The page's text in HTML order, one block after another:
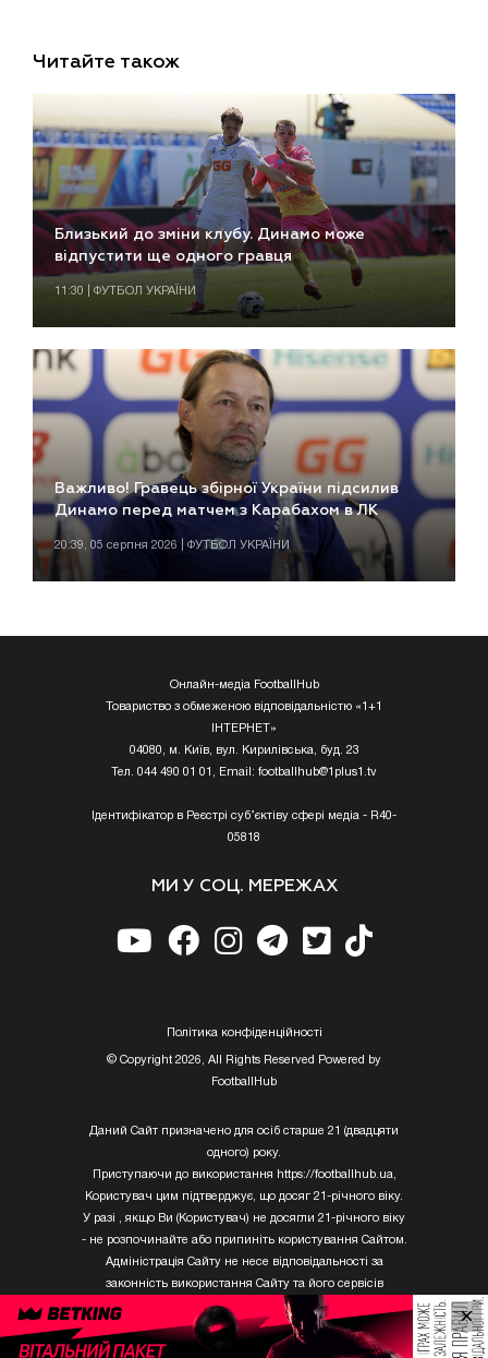
Читайте також
Близький до зміни клубу. Динамо може
відпустити ще одного гравця
11:30 | ФУТБОЛ УКРАЇНИ
Важливо! Гравець збірної України підсилив
Динамо перед матчем з Карабахом в ЛК
20:39, 05 серпня 2026 | ФУТБОЛ УКРАЇНИ
Онлайн-медіа FootballHub
Товариство з обмеженою відповідальністю «1+1
ІНТЕРНЕТ»
04080, м. Київ, вул. Кирилівська, буд. 23
Тел. 044 490 01 01, Email: footballhub@1plus1.tv
Ідентифікатор в Реєстрі суб’єктіву сфері медіа - R40-
05818
МИ У СОЦ. МЕРЕЖАХ
Полiтика конфiденцiйностi
© Copyright 2026, All Rights Reserved Powered by
FootballHub
Даний Сайт призначено для осіб старше 21 (двадцяти
одного) року.
Приступаючи до використання https://footballhub.ua,
Користувач цим підтверджує, що досяг 21-річного віку.
У разі , якщо Ви (Користувач) не досягли 21-річного віку
- не розпочинайте або припиніть користування Сайтом.
Адміністрація Сайту не несе відповідальності за
законність використання Сайту та його сервісів
Користувачем, який не досяг 21-річного віку.
Твори Getty Images, що розміщені на сайті, не можуть
×